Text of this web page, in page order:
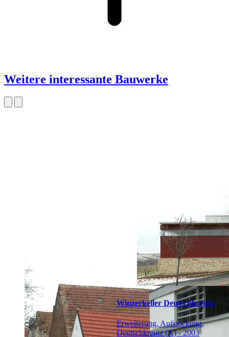
Weitere interessante Bauwerke
Winzerkeller Deutschkreutz
Erweiterung, Aufstockung,
Deutschkreutz (A) - 2003